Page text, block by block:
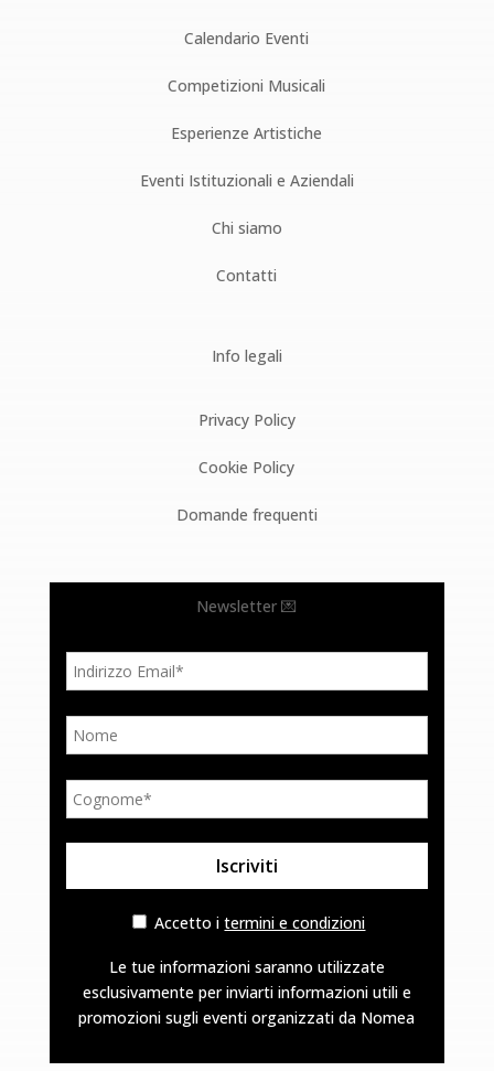
Calendario Eventi
Competizioni Musicali
Esperienze Artistiche
Eventi Istituzionali e Aziendali
Chi siamo
Contatti
Info legali
Privacy Policy
Cookie Policy
Domande frequenti
Newsletter 💌
Accetto itermini e condizioni
Le tue informazioni saranno utilizzate
esclusivamente per inviarti informazioni utili e
promozioni sugli eventi organizzati da Nomea